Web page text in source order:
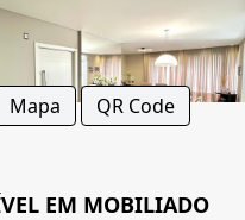
Mapa QR Code
EM MOBILIADO